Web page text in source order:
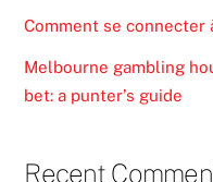
Comment se connecter
Melbourne gambling
bet: a punter’s guide
Recent